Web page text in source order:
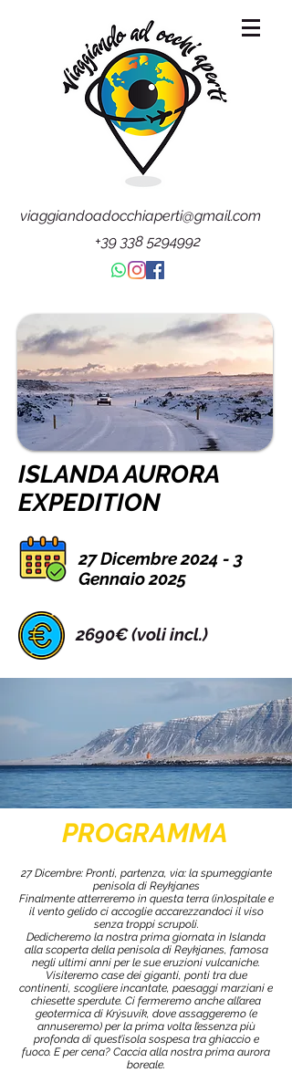
viaggiandoadocchiaperti@gmail.com
+39 338 5294992
ISLANDA AURORA
EXPEDITION
27 Dicembre 2024 - 3
Gennaio 2025
2690€ (voli incl.)
PROGRAMMA
27 Dicembre: Pronti, partenza, via: la spumeggiante
penisola di Reykjanes
Finalmente atterreremo in questa terra (in)ospitale e
il vento gelido ci accoglie accarezzandoci il viso
senza troppi scrupoli.
Dedicheremo la nostra prima giornata in Islanda
alla scoperta della penisola di Reykjanes, famosa
negli ultimi anni per le sue eruzioni vulcaniche.
Visiteremo case dei giganti, ponti tra due
continenti, scogliere incantate, paesaggi marziani e
chiesette sperdute. Ci fermeremo anche all’area
geotermica di Krýsuvík, dove assaggeremo (e
annuseremo) per la prima volta l’essenza più
profonda di quest’isola sospesa tra ghiaccio e
fuoco. E per cena? Caccia alla nostra prima aurora
boreale.